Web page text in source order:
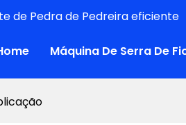
de Pedra de Pedreira eficiente
Máquina De Serra De